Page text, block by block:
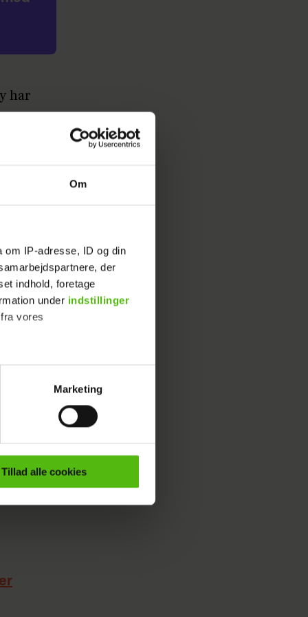
Om
om IP-adresse, ID og din
der
indhold, foretage
under indstillinger
vores
indhold til dig.
Vi indsamler data
Marketing
Tillad alle cookies
har
noget,